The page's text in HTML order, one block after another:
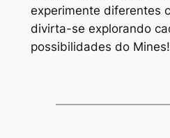
experimente diferentes
divirta-se explorando
possibilidades do Mines!